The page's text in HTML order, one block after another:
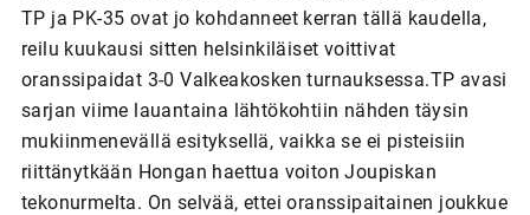
TP ja PK-35 ovat jo kohdanneet kerran tällä kaudella,
reilu kuukausi sitten helsinkiläiset voittivat
oranssipaidat 3-0 Valkeakosken turnauksessa.TP avasi
sarjan viime lauantaina lähtökohtiin nähden täysin
mukiinmenevällä esityksellä, vaikka se ei pisteisiin
riittänytkään Hongan haettua voiton Joupiskan
tekonurmelta. On selvää, ettei oranssipaitainen joukkue